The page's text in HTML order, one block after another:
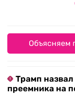
Объясняем
Трамп
преемника на